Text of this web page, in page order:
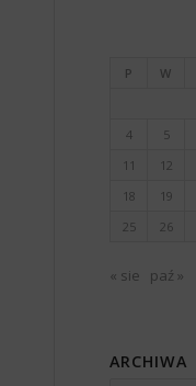
P W
4
5
11
12
18
19
25
26
« sie paź »
ARCHIWA